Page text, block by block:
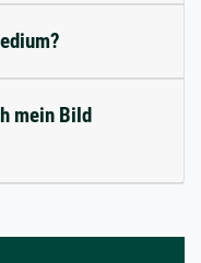
mein Bild